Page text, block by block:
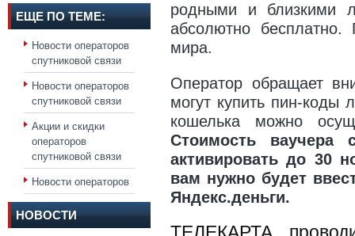
ЕЩЕ ПО ТЕМЕ:
Новости операторов
спутниковой связи
Новости операторов
спутниковой связи
Акции и скидки
операторов
спутниковой связи
Новости операторов
НОВОСТИ
родными и близкими
абсолютно
мира.
Оператор обращает
могут купить пин-коды
кошелька можно
Стоимость ваучера
активировать до 30
вам нужно будет
Яндекс.деньги.